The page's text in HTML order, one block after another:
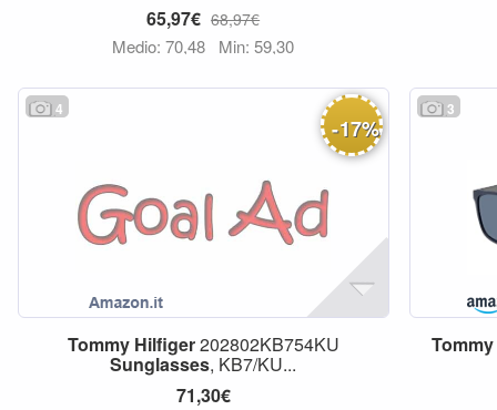
65,97€ 68,97€
Medio: 70,48 Min: 59,30
4
-17%
Tommy Hilfiger202802KB754KU
Sunglasses, KB7/KU...
71,30€
3
Tommy